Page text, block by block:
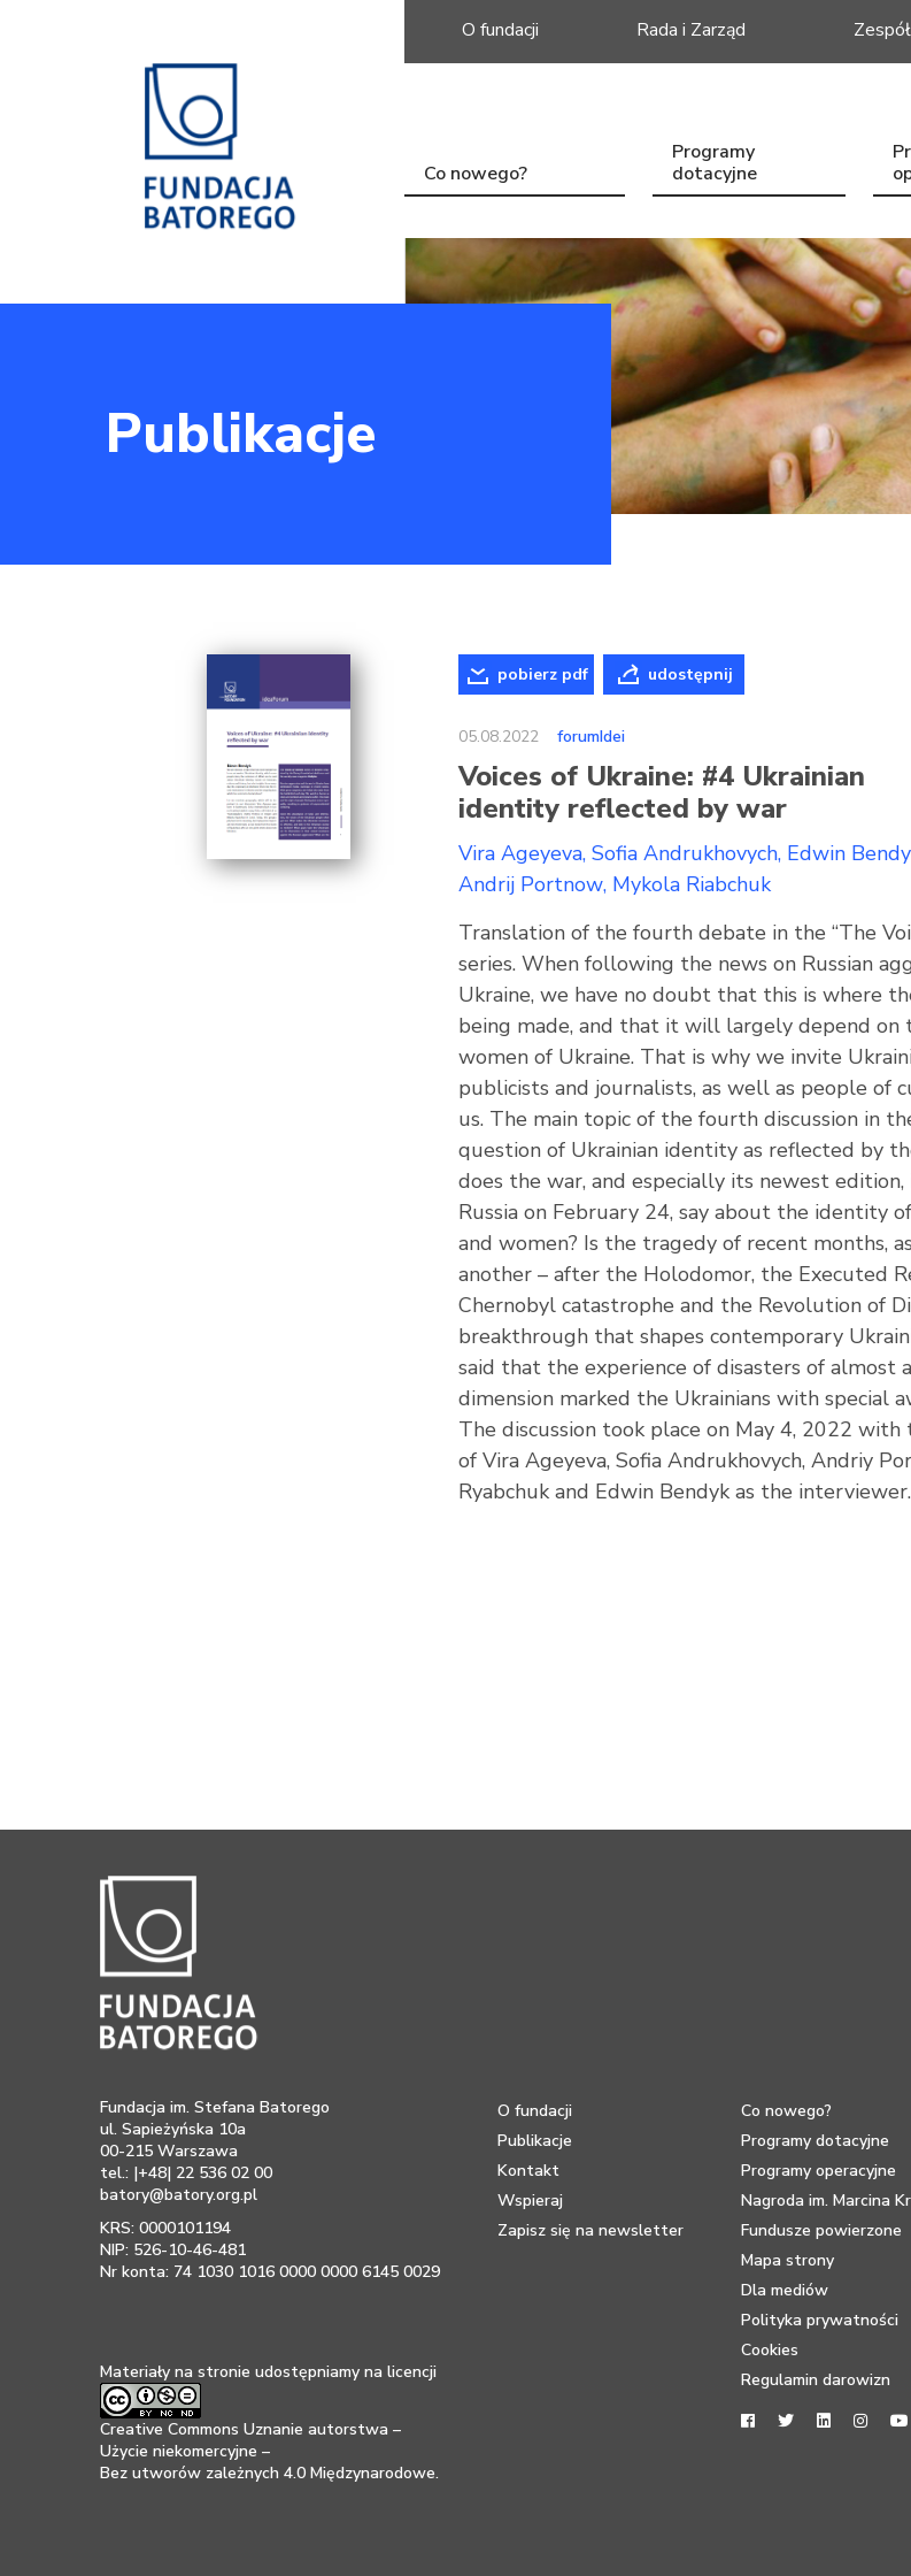
O fundacji Rada i Zarząd Zespół
Co nowego?
Programy
dotacyjne
Publikacje
pobierz pdf udostępnij
05.08.2022 forumIdei
Voices of Ukraine: #4 Ukrainian
identity reflected by war
Vira Ageyeva Sofia Andrukhovych Edwin
Andrij Portnow Mykola Riabchuk
Translation of the fourth debate in the “The
series. When following the news on Russian
Ukraine, we have no doubt that this is where
being made, and that it will largely depend on
women of Ukraine. That is why we invite
publicists and journalists, as well as people of
us. The main topic of the fourth discussion in
question of Ukrainian identity as reflected by
does the war, and especially its newest edition,
Russia on February 24, say about the identity
and women? Is the tragedy of recent months,
another – after the Holodomor, the Executed
Chernobyl catastrophe and the Revolution of
breakthrough that shapes contemporary
said that the experience of disasters of almost
dimension marked the Ukrainians with special
The discussion took place on May 4, 2022
of Vira Ageyeva, Sofia Andrukhovych, Andriy
Ryabchuk and Edwin Bendyk as the interviewer.
Fundacja im. Stefana Batorego
ul. Sapieżyńska 10a
00-215 Warszawa
tel.: |+48| 22 536 02 00
batory@batory.org.pl
KRS: 0000101194
NIP: 526-10-46-481
Nr konta: 74 1030 1016 0000 0000 6145 0029
Materiały na stronie udostępniamy na licencji
Creative Commons Uznanie autorstwa –
Użycie niekomercyjne –
Bez utworów zależnych 4.0 Międzynarodowe.
O fundacji
Publikacje
Kontakt
Wspieraj
Zapisz się na newsletter
Co nowego?
Programy dotacyjne
Programy operacyjne
Nagroda im. Marcina
Fundusze powierzone
Mapa strony
Dla mediów
Polityka prywatności
Cookies
Regulamin darowizn